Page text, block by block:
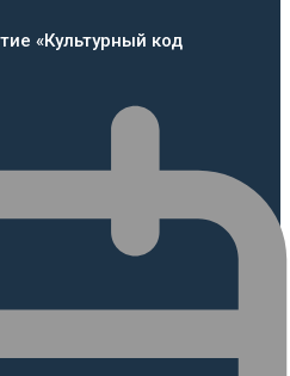
«Культурный код